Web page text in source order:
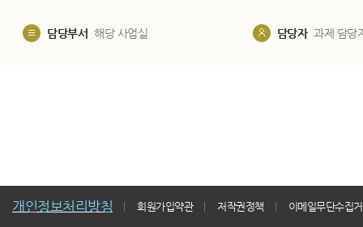
담당부서 해당 사업실 담당자 과제 담당
개인정보처리방침 회원가입약관 저작권정책 이메일무단수집